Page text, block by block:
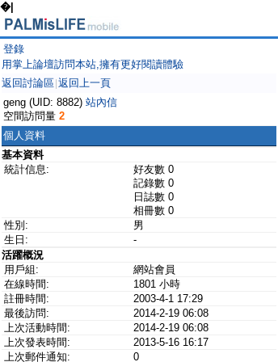
�|
登錄
用掌上論壇訪問本站,擁有更好閱讀體驗
返回討論區 返回上一頁
geng (UID: 8882) 站內信
空間訪問量 2
個人資料
基本資料
統計信息:
好友數 0
記錄數 0
日誌數 0
相冊數 0
性別:
男
生日:
-
活躍概況
用戶組:
網站會員
在線時間:
1801 小時
註冊時間:
2003-4-1 17:29
最後訪問:
2014-2-19 06:08
上次活動時間:
2014-2-19 06:08
上次發表時間:
2013-5-16 16:17
上次郵件通知:
0